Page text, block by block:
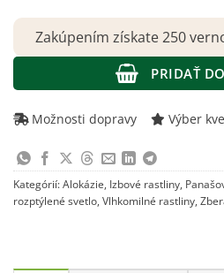
Zakúpením získate 250
PRIDAŤ
Možnosti dopravy Výber
Kategórií:Alokázie, Izbové rastliny,
rozptýlené svetlo, Vlhkomilné rastliny,